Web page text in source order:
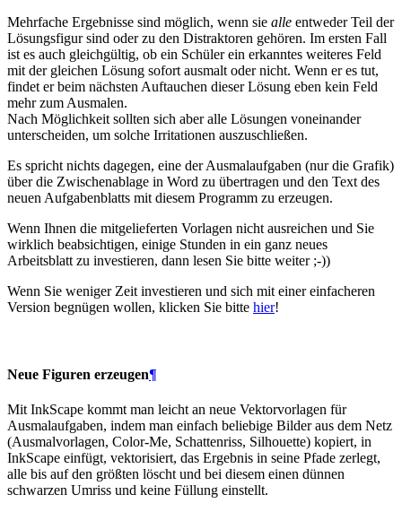
Mehrfache Ergebnisse sind möglich, wenn sie alle entweder Teil der
Lösungsfigur sind oder zu den Distraktoren gehören. Im ersten Fall
ist es auch gleichgültig, ob ein Schüler ein erkanntes weiteres Feld
mit der gleichen Lösung sofort ausmalt oder nicht. Wenn er es tut,
findet er beim nächsten Auftauchen dieser Lösung eben kein Feld
mehr zum Ausmalen.
Nach Möglichkeit sollten sich aber alle Lösungen voneinander
unterscheiden, um solche Irritationen auszuschließen.
Es spricht nichts dagegen, eine der Ausmalaufgaben (nur die Grafik)
über die Zwischenablage in Word zu übertragen und den Text des
neuen Aufgabenblatts mit diesem Programm zu erzeugen.
Wenn Ihnen die mitgelieferten Vorlagen nicht ausreichen und Sie
wirklich beabsichtigen, einige Stunden in ein ganz neues
Arbeitsblatt zu investieren, dann lesen Sie bitte weiter ;-))
Wenn Sie weniger Zeit investieren und sich mit einer einfacheren
Version begnügen wollen, klicken Sie bitte hier!
Neue Figuren erzeugen¶
Mit InkScape kommt man leicht an neue Vektorvorlagen für
Ausmalaufgaben, indem man einfach beliebige Bilder aus dem Netz
(Ausmalvorlagen, Color-Me, Schattenriss, Silhouette) kopiert, in
InkScape einfügt, vektorisiert, das Ergebnis in seine Pfade zerlegt,
alle bis auf den größten löscht und bei diesem einen dünnen
schwarzen Umriss und keine Füllung einstellt.